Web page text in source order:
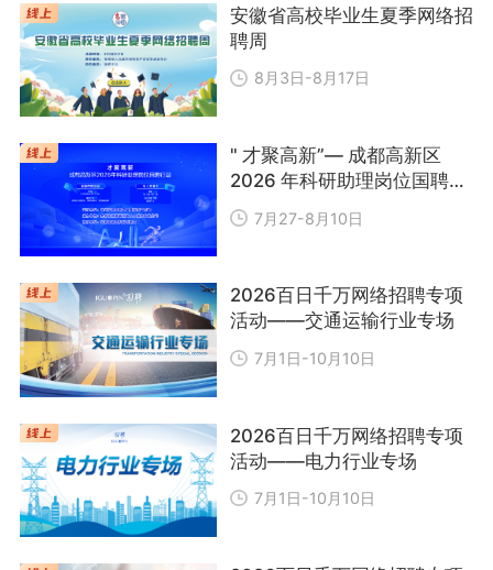
安徽省高校毕业生夏季网络招
聘周
8月3日-8月17日
" 才聚高新”— 成都高新区
2026 年科研助理岗位国聘行
动
7月27-8月10日
2026百日千万网络招聘专项
活动——交通运输行业专场
7月1日-10月10日
2026百日千万网络招聘专项
活动——电力行业专场
7月1日-10月10日